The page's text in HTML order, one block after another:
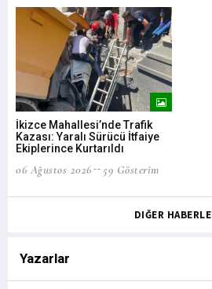
İkizce Mahallesi’nde Trafik
Kazası: Yaralı Sürücü İtfaiye
Ekiplerince Kurtarıldı
06 Ağustos 2026 59 Gösterim
DIĞER
Yazarlar